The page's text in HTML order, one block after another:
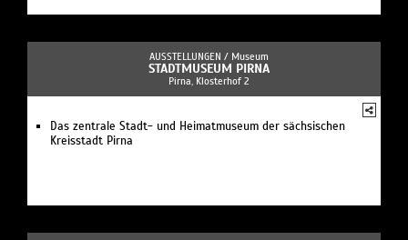
AUSSTELLUNGEN / Museum
STADTMUSEUM PIRNA
Pirna, Klosterhof 2
Das zentrale Stadt- und Heimatmuseum der sächsischen
Kreisstadt Pirna